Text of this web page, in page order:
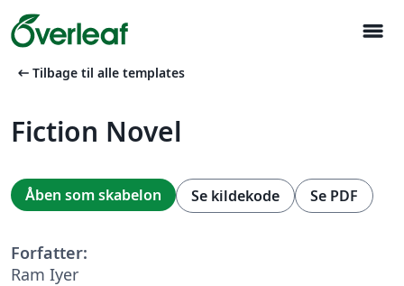
menu
arrow_left_alt Tilbage til alle templates
Fiction Novel
Åben som skabelon Se kildekode Se PDF
Forfatter:
Ram Iyer